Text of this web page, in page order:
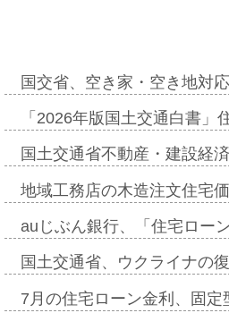
国交省、空き家・空き地対
「2026年版国土交通白書
国土交通省不動産・建設経
地域工務店の木造注文住宅
auじぶん銀行、「住宅ロー
国土交通省、ウクライナの
7月の住宅ローン金利、固